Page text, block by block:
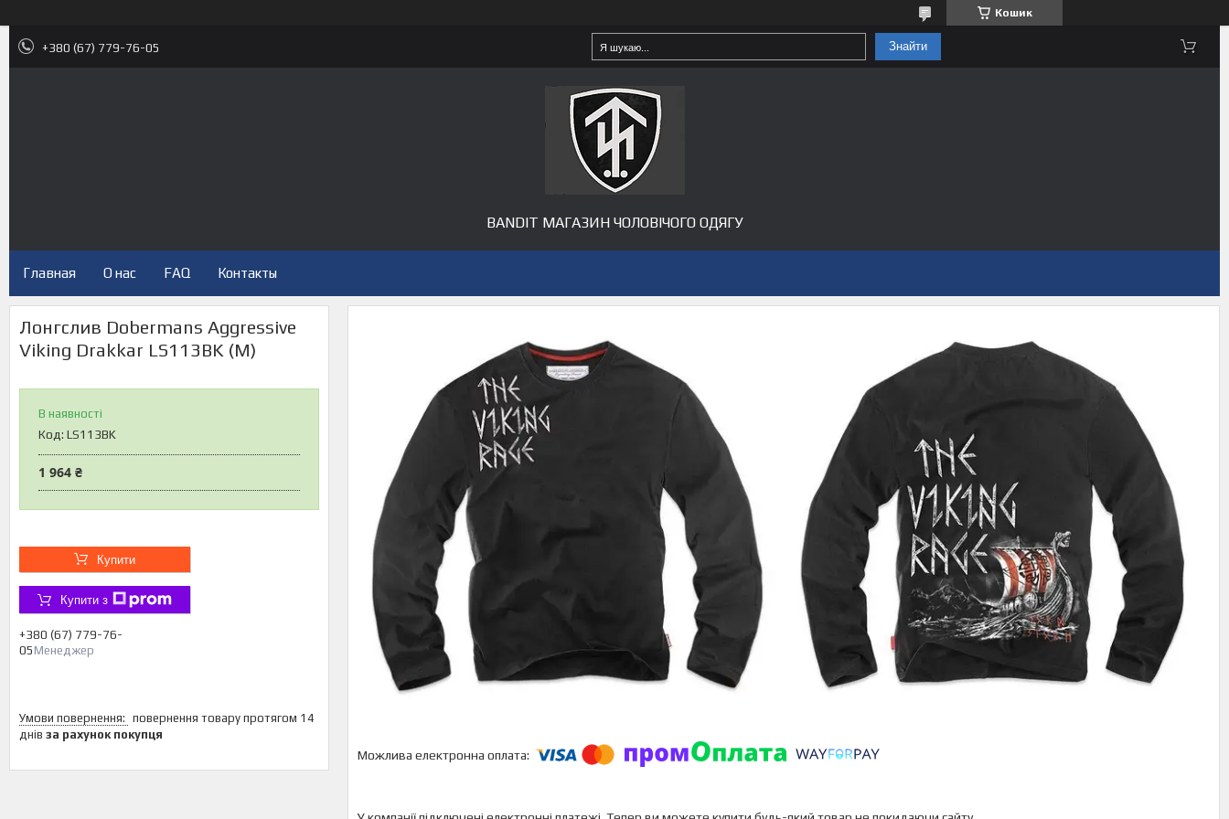
Кошик
+380 (67) 779-76-05 Знайти
BANDIT МАГАЗИН ЧОЛОВІЧОГО ОДЯГУ
Главная О нас FAQ Контакты
Лонгслив Dobermans Aggressive
Viking Drakkar LS113BK (M)
В наявності
Код: LS113BK
1 964 ₴
Купити
Купити з
+380 (67) 779-76-
05 Менеджер
повернення товару протягом 14
днів за рахунок покупця